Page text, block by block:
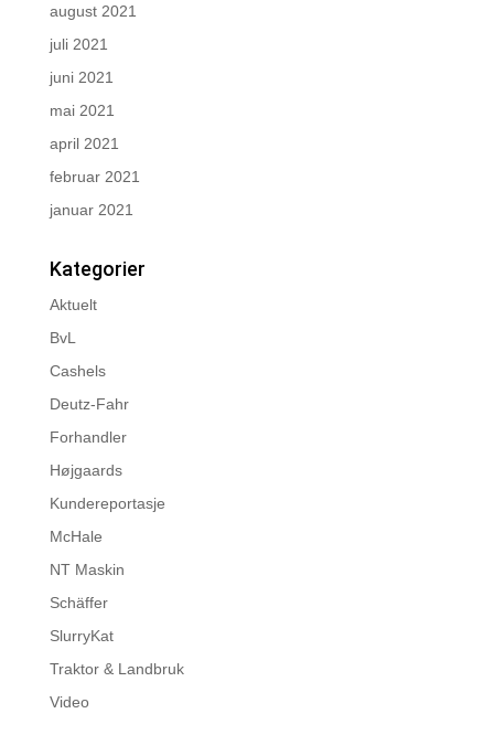
august 2021
juli 2021
juni 2021
mai 2021
april 2021
februar 2021
januar 2021
Kategorier
Aktuelt
BvL
Cashels
Deutz-Fahr
Forhandler
Højgaards
Kundereportasje
McHale
NT Maskin
Schäffer
SlurryKat
Traktor & Landbruk
Video